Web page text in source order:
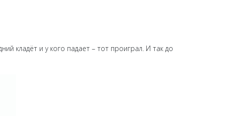
кладёт и у кого падает – тот проиграл. И так до